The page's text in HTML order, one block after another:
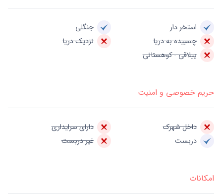
استخر دار
جنگلی
چسبیده به دریا
نزدیک دریا
ییلاقی - کوهستانی
حریم خصوصی و امنیت
داخل شهرک
دارای سرایداری
دربست
غیر دربست
امکانات